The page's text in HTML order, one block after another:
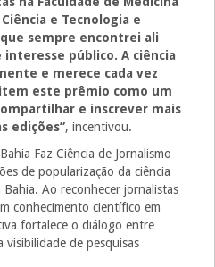
e Tecnologia e
sempre encontrei ali
público. A ciência
e merece cada vez
este prêmio como um
e inscrever mais
edições”, incentivou.
Faz Ciência de Jornalismo
de popularização da ciência
Ao reconhecer jornalistas
conhecimento científico em
fortalece o diálogo entre
visibilidade de pesquisas